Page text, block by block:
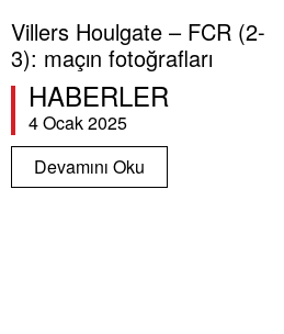
Villers Houlgate – FCR (2-
3): maçın fotoğrafları
HABERLER
4 Ocak 2025
Devamını Oku